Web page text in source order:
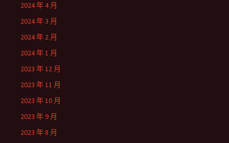
2024 年 4 月
2024 年 3 月
2024 年 2 月
2024 年 1 月
2023 年 12 月
2023 年 11 月
2023 年 10 月
2023 年 9 月
2023 年 8 月